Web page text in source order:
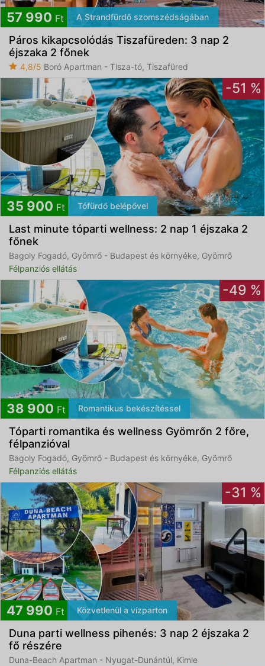
57 990 Ft A Strandfürdő szomszédságában
Páros kikapcsolódás Tiszafüreden: 3 nap 2
éjszaka 2 főnek
4,8/5 Boró Apartman - Tisza-tó, Tiszafüred
-51 %
35 900 Ft Tófürdő belépővel
Last minute tóparti wellness: 2 nap 1 éjszaka 2
főnek
Bagoly Fogadó, Gyömrő - Budapest és környéke, Gyömrő
Félpanziós ellátás
-49 %
38 900 Ft Romantikus bekészítéssel
Tóparti romantika és wellness Gyömrőn 2 főre,
félpanzióval
Bagoly Fogadó, Gyömrő - Budapest és környéke, Gyömrő
Félpanziós ellátás
-31 %
47 990 Ft Közvetlenül a vízparton
Duna parti wellness pihenés: 3 nap 2 éjszaka 2
fő részére
Duna-Beach Apartman - Nyugat-Dunántúl, Kimle